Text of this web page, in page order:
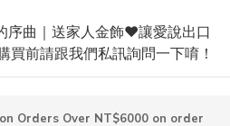
序曲｜送家人金飾❤️讓愛說出口
買前請跟我們私訊詢問一下唷！
Orders Over NT$6000 on order